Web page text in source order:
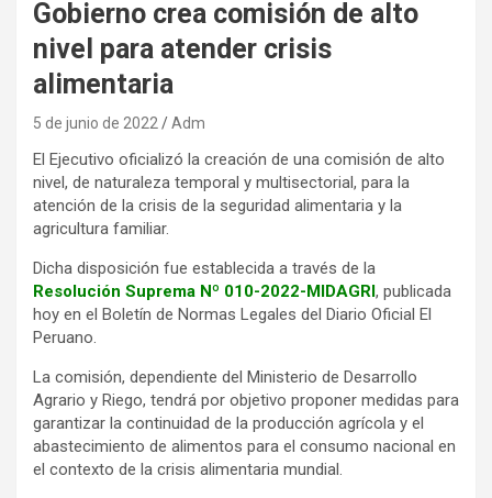
Gobierno crea comisión de alto
nivel para atender crisis
alimentaria
5 de junio de 2022 Adm
El Ejecutivo oficializó la creación de una comisión de alto
nivel, de naturaleza temporal y multisectorial, para la
atención de la crisis de la seguridad alimentaria y la
agricultura familiar.
Dicha disposición fue establecida a través de la
Resolución Suprema Nº 010-2022-MIDAGRI, publicada
hoy en el Boletín de Normas Legales del Diario Oficial El
Peruano.
La comisión, dependiente del Ministerio de Desarrollo
Agrario y Riego, tendrá por objetivo proponer medidas para
garantizar la continuidad de la producción agrícola y el
abastecimiento de alimentos para el consumo nacional en
el contexto de la crisis alimentaria mundial.